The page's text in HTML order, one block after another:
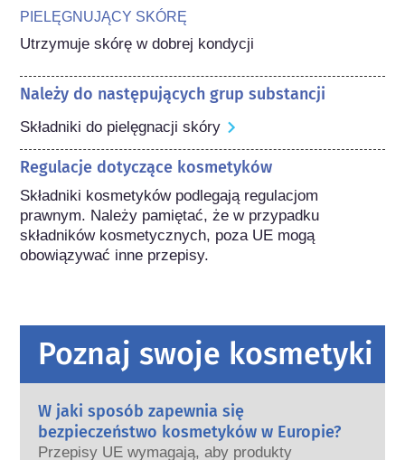
PIELĘGNUJĄCY SKÓRĘ
Utrzymuje skórę w dobrej kondycji
Należy do następujących grup substancji
Składniki do pielęgnacji skóry
Regulacje dotyczące kosmetyków
Składniki kosmetyków podlegają regulacjom
prawnym. Należy pamiętać, że w przypadku
składników kosmetycznych, poza UE mogą
obowiązywać inne przepisy.
Poznaj swoje kosmetyki
W jaki sposób zapewnia się
bezpieczeństwo kosmetyków w Europie?
Przepisy UE wymagają, aby produkty